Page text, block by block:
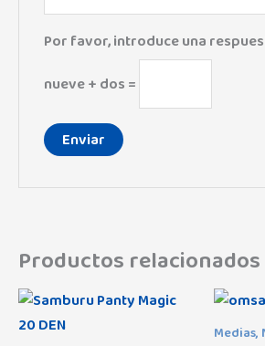
Por favor, introduce una
nueve + dos =
Productos relacionados
Medias,